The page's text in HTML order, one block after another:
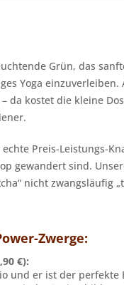
Grün, das
Yoga einzuverleiben.
da kostet die kleine
Preis-Leistungs-
gewandert sind.
nicht zwangsläufig
Zwerge:
€):
und er ist der perfekte